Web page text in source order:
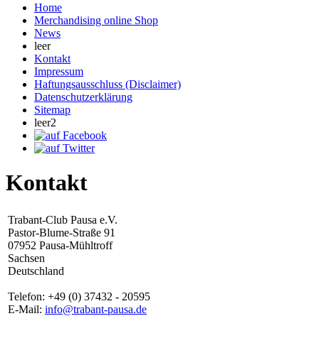
Home
Merchandising online Shop
News
leer
Kontakt
Impressum
Haftungsausschluss (Disclaimer)
Datenschutzerklärung
Sitemap
leer2
Kontakt
Trabant-Club Pausa e.V.
Pastor-Blume-Straße 91
07952 Pausa-Mühltroff
Sachsen
Deutschland
Telefon: +49 (0) 37432 - 20595
E-Mail: info@trabant-pausa.de